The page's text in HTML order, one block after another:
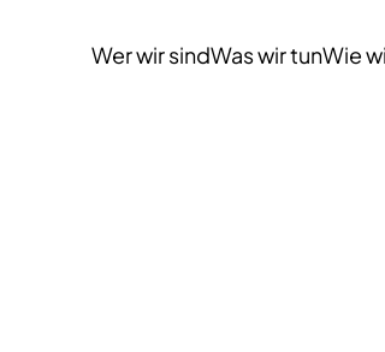
Wer wir sindWas wir tunWie